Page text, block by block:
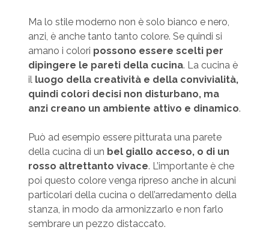
Ma lo stile moderno non è solo bianco e nero,
anzi, è anche tanto tanto colore. Se quindi si
amano i colori possono essere scelti per
dipingere le pareti della cucina. La cucina è
il luogo della creatività e della convivialità,
quindi colori decisi non disturbano, ma
anzi creano un ambiente attivo e dinamico.
Può ad esempio essere pitturata una parete
della cucina di un bel giallo acceso, o di un
rosso altrettanto vivace. L’importante è che
poi questo colore venga ripreso anche in alcuni
particolari della cucina o dell’arredamento della
stanza, in modo da armonizzarlo e non farlo
sembrare un pezzo distaccato.